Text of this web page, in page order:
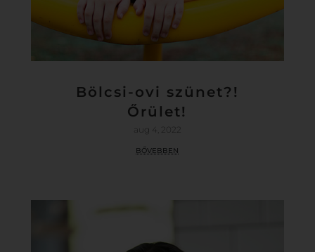
Bölcsi-ovi szünet?!
Őrület!
aug 4, 2022
bővebben